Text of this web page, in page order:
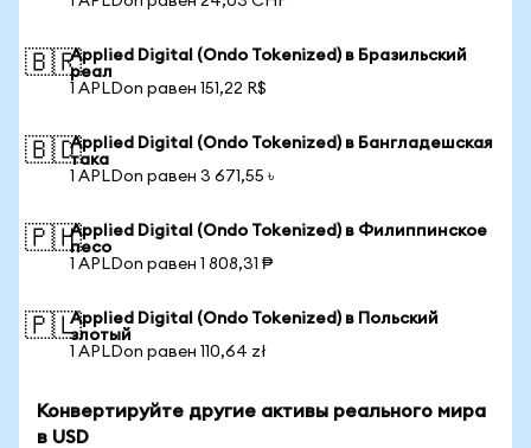
🇧🇷Applied Digital (Ondo Tokenized) в Бразильский
реал
1 APLDon равен 151,22 R$
🇧🇩Applied Digital (Ondo Tokenized) в Бангладешская
така
1 APLDon равен 3 671,55 ৳
🇵🇭Applied Digital (Ondo Tokenized) в Филиппинское
песо
1 APLDon равен 1 808,31 ₱
🇵🇱Applied Digital (Ondo Tokenized) в Польский
злотый
1 APLDon равен 110,64 zł
Конвертируйте другие активы реального мира
в USD